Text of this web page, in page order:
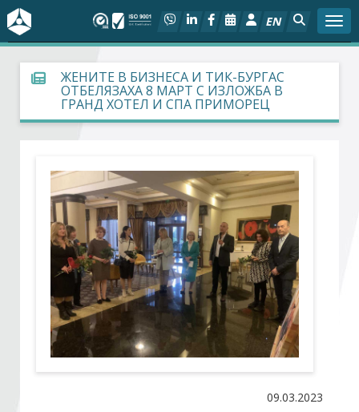
EN
За БСК
На фокус
Социален диалог
Дейности
Арбитражен съд
Проекти
Членове
ЖЕНИТЕ В БИЗНЕСА И ТИК-БУРГАС
ОТБЕЛЯЗАХА 8 МАРТ С ИЗЛОЖБА В
ГРАНД ХОТЕЛ И СПА ПРИМОРЕЦ
09.03.2023